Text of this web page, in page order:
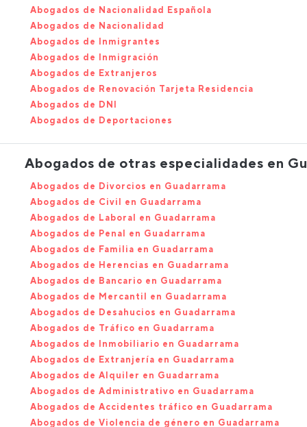
Abogados de Nacionalidad Española
Abogados de Nacionalidad
Abogados de Inmigrantes
Abogados de Inmigración
Abogados de Extranjeros
Abogados de Renovación Tarjeta Residencia
Abogados de DNI
Abogados de Deportaciones
Abogados de otras especialidades en
Abogados de Divorcios en Guadarrama
Abogados de Civil en Guadarrama
Abogados de Laboral en Guadarrama
Abogados de Penal en Guadarrama
Abogados de Familia en Guadarrama
Abogados de Herencias en Guadarrama
Abogados de Bancario en Guadarrama
Abogados de Mercantil en Guadarrama
Abogados de Desahucios en Guadarrama
Abogados de Tráfico en Guadarrama
Abogados de Inmobiliario en Guadarrama
Abogados de Extranjería en Guadarrama
Abogados de Alquiler en Guadarrama
Abogados de Administrativo en Guadarrama
Abogados de Accidentes tráfico en Guadarrama
Abogados de Violencia de género en Guadarrama